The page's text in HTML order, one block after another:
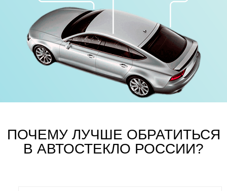
ПОЧЕМУ ЛУЧШЕ ОБРАТИТЬСЯ
В АВТОСТЕКЛО РОССИИ?